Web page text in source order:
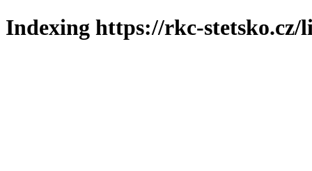
Indexing https://rkc-stetsko.cz/